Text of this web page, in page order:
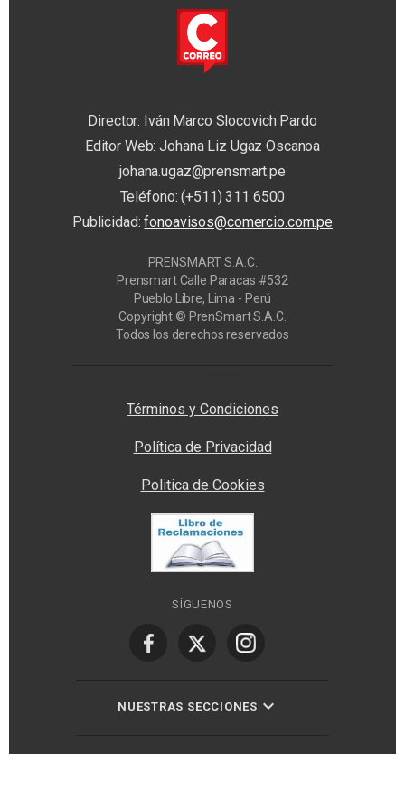
Director: Iván Marco Slocovich Pardo
Editor Web: Johana Liz Ugaz Oscanoa
johana.ugaz@prensmart.pe
Teléfono: (+511) 311 6500
Publicidad:fonoavisos@comercio.com.pe
PRENSMART S.A.C.
Prensmart Calle Paracas #532
Pueblo Libre, Lima - Perú
Copyright © PrenSmart S.A.C.
Todos los derechos reservados
Términos y Condiciones
Política de Privacidad
Politica de Cookies
SÍGUENOS
NUESTRAS SECCIONES